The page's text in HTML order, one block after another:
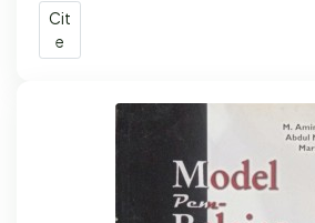
Cit
e